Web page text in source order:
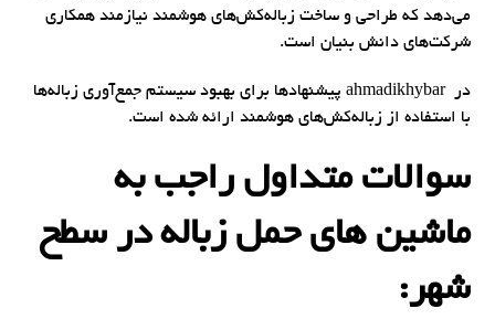
می‌دهد که طراحی و ساخت زباله‌کش‌های هوشمند نیازمند همکاری
شرکت‌های دانش بنیان است.
در ahmadikhybar پیشنهاد‌ها برای بهبود سیستم جمع‌آوری زباله‌ها
با استفاده از زباله‌کش‌های هوشمند ارائه شده است.
سوالات متداول راجب به
ماشین های حمل زباله در سطح
شهر: